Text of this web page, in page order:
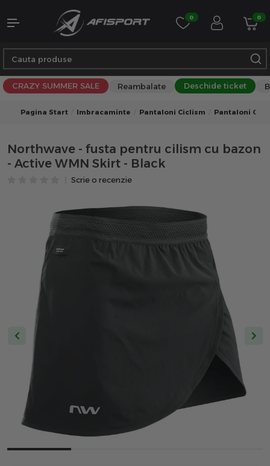
0 0
CRAZY SUMMER SALE Reambalate Deschide ticket
Pagina Start Imbracaminte Pantaloni Ciclism Pantaloni
Northwave - fusta pentru cilism cu bazon
- Active WMN Skirt - Black
Scrie o recenzie